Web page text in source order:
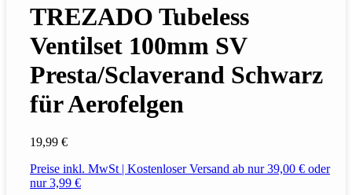
TREZADO Tubeless
Ventilset 100mm SV
Presta/Sclaverand Schwarz
für Aerofelgen
19,99 €
Preise inkl. MwSt | Kostenloser Versand ab nur 39,00 € oder
nur 3,99 €